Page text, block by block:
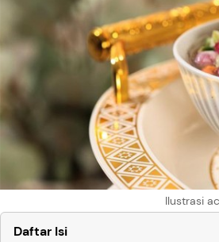
Ilustrasi
Daftar Isi